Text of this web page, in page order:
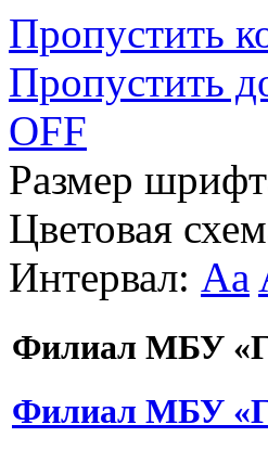
Пропустить
Пропустить
OFF
Размер
Цветовая
Интервал: Aa
Филиал МБУ
Филиал МБУ